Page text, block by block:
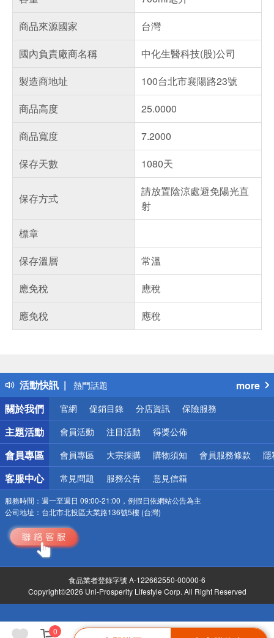
0
商品來源國家
台灣
國內負責廠商名稱
中化生醫科技(股)公司
製造商地址
100台北市襄陽路23號
商品高度
25.0000
商品寬度
7.2000
保存天數
1080天
保存方式
請放置陰涼處避免陽光直
射
標章
保存溫層
常溫
應免稅
應稅
應免稅
應稅
活動快訊
得獎公告
熱門話題
銀行優惠
偏遠地區配送
詐騙網頁！請小心！
more
關於我們
官網 促銷目錄 分店資訊 保險服務
主題活動 會員活動 注目活動 得獎公佈
會員專區 會員專區 大宗採購 購物須知 會員服務條款 隱
客服中心 常見問題 服務公告 意見信箱
服務時間： 週一至週日 09:00-21:00，例假日依網站公告為主
公司地址： 台北市北投區大業路136號5樓 (台灣)
食品業者登錄字號 A-122662550-00000-6
Copyright©2026 Uni-Prosperity Lifestyle Corp. All Right Reserved